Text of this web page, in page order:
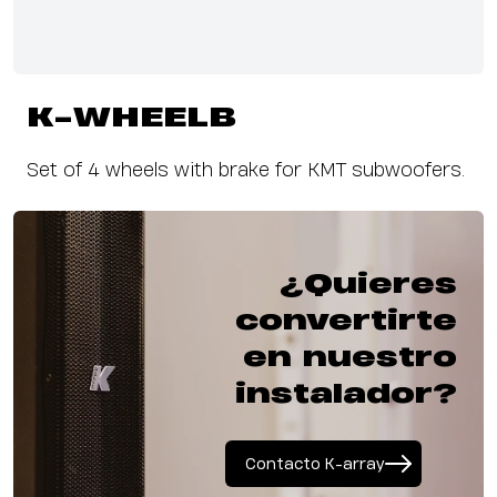
K-WHEELB
Set of 4 wheels with brake for KMT subwoofers.
¿Quieres
convertirte
en nuestro
instalador?
Contacto K-array